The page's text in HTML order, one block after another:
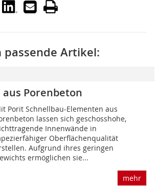
passende Artikel:
Porenbeton
Porit Schnellbau-Elementen aus
lassen sich geschosshohe,
Innenwände in
Oberflächenqualität
Aufgrund ihres geringen
ermöglichen sie...
mehr